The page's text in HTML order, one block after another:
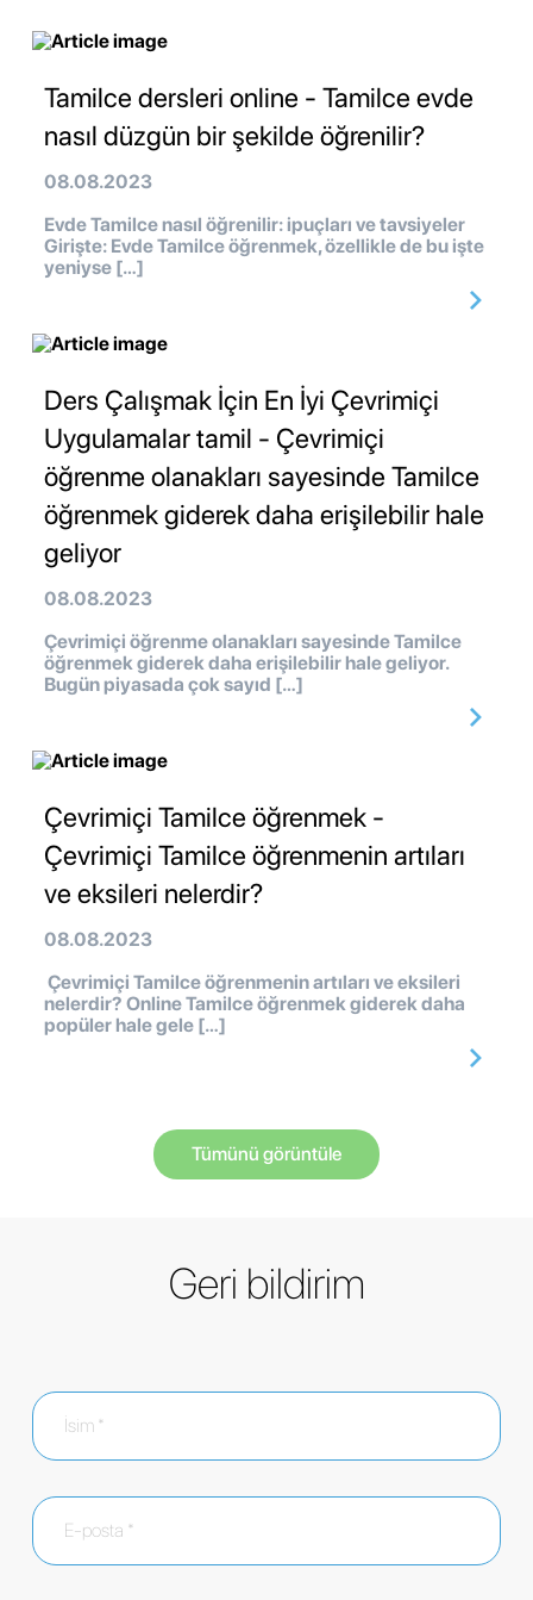
Tamilce dersleri online - Tamilce evde
nasıl düzgün bir şekilde öğrenilir?
08.08.2023
Evde Tamilce nasıl öğrenilir: ipuçları ve tavsiyeler
Girişte: Evde Tamilce öğrenmek, özellikle de bu işte
yeniyse […]
Ders Çalışmak İçin En İyi Çevrimiçi
Uygulamalar tamil - Çevrimiçi
öğrenme olanakları sayesinde Tamilce
öğrenmek giderek daha erişilebilir hale
geliyor
08.08.2023
Çevrimiçi öğrenme olanakları sayesinde Tamilce
öğrenmek giderek daha erişilebilir hale geliyor.
Bugün piyasada çok sayıd […]
Çevrimiçi Tamilce öğrenmek -
Çevrimiçi Tamilce öğrenmenin artıları
ve eksileri nelerdir?
08.08.2023
Çevrimiçi Tamilce öğrenmenin artıları ve eksileri
nelerdir? Online Tamilce öğrenmek giderek daha
popüler hale gele […]
Tümünü görüntüle
Geri bildirim